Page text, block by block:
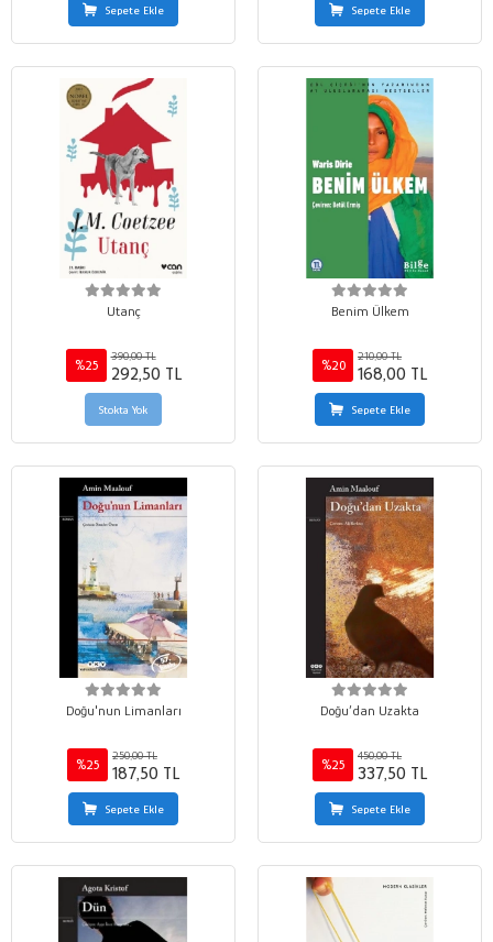
Sepete Ekle Sepete Ekle
Utanç
%25
390,00 TL
292,50 TL
Stokta Yok
Benim Ülkem
%20
210,00 TL
168,00 TL
Sepete Ekle
Doğu'nun Limanları
%25
250,00 TL
187,50 TL
Sepete Ekle
Doğu’dan Uzakta
%25
450,00 TL
337,50 TL
Sepete Ekle